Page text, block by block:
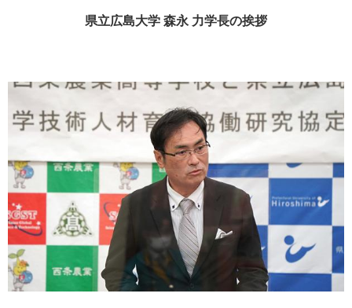
県立広島大学 森永 力学長の挨拶